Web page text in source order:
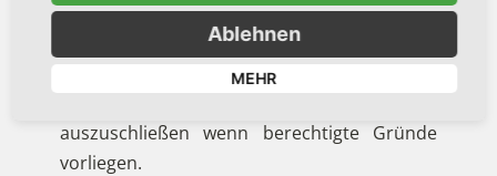
einer Fotowand oder an einer Location Ihrer
Wahl im Umkreis von 50km um unseren
Geschäftssitz in Bad Zwischenahn
auszuschließen wenn berechtigte Gründe
vorliegen.
Ablehnen
MEHR